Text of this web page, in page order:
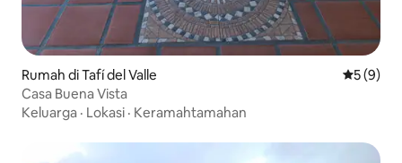
Rumah di Tafí del Valle Nilai
5 (9)
Casa Buena Vista
Keluarga · Lokasi · Keramahtamahan